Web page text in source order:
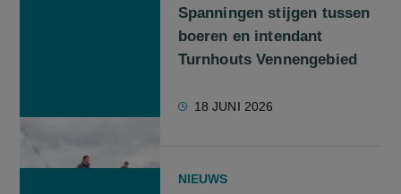
Spanningen stijgen tussen
boeren en intendant
Turnhouts Vennengebied
18 JUNI 2026
NIEUWS